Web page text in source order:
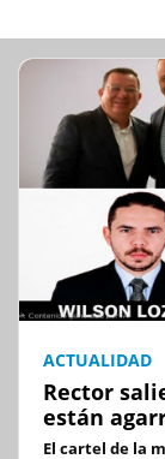
ACTUALIDAD
Rector
están
El cartel de la